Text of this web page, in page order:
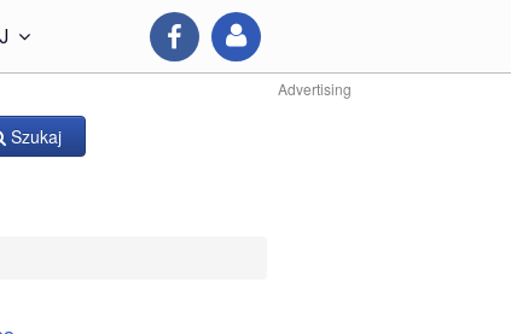
Advertising
Szukaj